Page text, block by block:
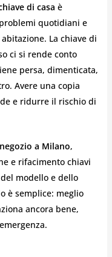
di casa è
quotidiani e
La chiave di
ci si rende conto
persa, dimenticata,
Avere una copia
e ridurre il rischio di
negozio a Milano,
e rifacimento chiavi
modello e dello
è semplice: meglio
ancora bene,